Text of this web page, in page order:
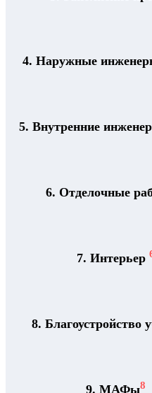
4. Наружные
5. Внутренние
6. Отделочные
7. Интерьер
8. Благоустройство
9. МАФы8